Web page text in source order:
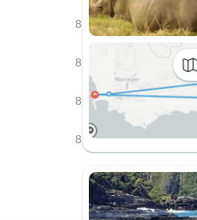
8
8
8
8